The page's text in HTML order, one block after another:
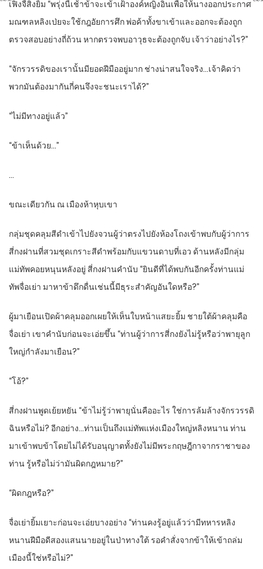
เฟิงจี้สิงยิ้ม “พรุ่งนี้เช้าข้าจะเข้าเฝ้าองค์หญิงอินเพื่อให้นางออกประกาศ
มณฑลหลิงเป่ยจะใช้กฎอัยการศึก พ่อค้าทั้งขาเข้าและออกจะต้องถูก
ตรวจสอบอย่างถี่ถ้วน หากตรวจพบอาวุธจะต้องถูกจับ เจ้าว่าอย่างไร?”
“จักรวรรดิของเรานั้นมียอดฝีมืออยู่มาก ช่างน่าสนใจจริง…เจ้าคิดว่า
พวกมันต้องมากันกี่คนจึงจะชนะเราได้?”
“ไม่มีทางอยู่แล้ว”
“ข้าเห็นด้วย…”
…
ขณะเดียวกัน ณ เมืองห้าหุบเขา
กลุ่มชุดคลุมสีดำเข้าไปยังจวนผู้ว่าตรงไปยังห้องโถงเข้าพบกับผู้ว่าการ
สี่กงฝานที่สวมชุดเกราะสีดำพร้อมกับแขวนดาบที่เอว ด้านหลังมีกลุ่ม
แม่ทัพคอยหนุนหลังอยู่ สี่กงฝานคำนับ “ยินดีที่ได้พบกันอีกครั้งท่านแม่
ทัพจื่อเย่า มาหาข้าดึกดื่นเช่นนี้มีธุระสำคัญอันใดหรือ?”
ผู้มาเยือนเปิดผ้าคลุมออกเผยให้เห็นใบหน้าแสยะยิ้ม ชายใต้ผ้าคลุมคือ
จื่อเย่า เขาคำนับก่อนจะเอ่ยขึ้น “ท่านผู้ว่าการสี่กงยังไม่รู้หรือว่าพายุลูก
ใหญ่กำลังมาเยือน?”
“โอ้?”
สี่กงฝานพูดเย้ยหยัน “ข้าไม่รู้ว่าพายุนั่นคืออะไร ใช่การล้มล้างจักรวรรดิ
ฉินหรือไม่? อีกอย่าง…ท่านเป็นถึงแม่ทัพแห่งเมืองใหญ่หลิงหนาน ท่าน
มาเข้าพบข้าโดยไม่ได้รับอนุญาตทั้งยังไม่มีพระกฤษฎีกาจากราชาของ
ท่าน รู้หรือไม่ว่ามันผิดกฎหมาย?”
“ผิดกฎหรือ?”
จื่อเย่ายิ้มเยาะก่อนจะเอ่ยบางอย่าง “ท่านคงรู้อยู่แล้วว่ามีทหารหลิง
หนานฝีมือดีสองแสนนายอยู่ในป่าทางใต้ รอคำสั่งจากข้าให้เข้าถล่ม
เมืองนี้ใช่หรือไม่?”